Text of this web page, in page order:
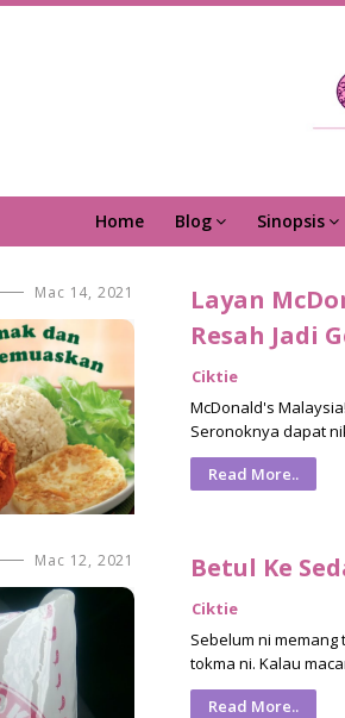
Home Blog Sinopsis
Mac 14, 2021
Layan
Resah Jadi
Ciktie
McDonald's
Seronoknya dapat
Read More..
Mac 12, 2021 Betul Ke
Ciktie
Sebelum ni
tokma ni. Kalau
Read More..